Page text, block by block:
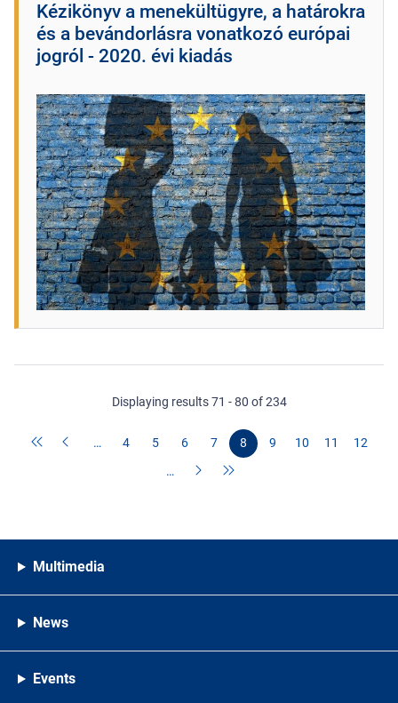
Kézikönyv a menekültügyre, a határokra
és a bevándorlásra vonatkozó európai
jogról - 2020. évi kiadás
Displaying results 71 - 80 of 234
… 4 5 6 7 8 9 10 11
12
…
Multimedia
News
Events